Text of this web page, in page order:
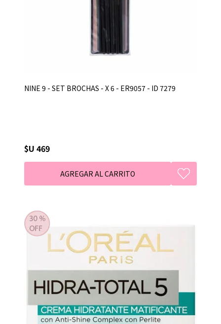
NINE 9 - SET BROCHAS - X 6 - ER9057 - ID 7279
$U 469